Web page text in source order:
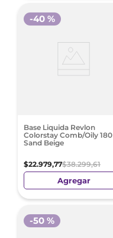
Base Liquida Revlon
Colorstay Comb/Oily 180
Sand Beige
$22.979,77$38.299,61
-40 %
Agregar
-50 %